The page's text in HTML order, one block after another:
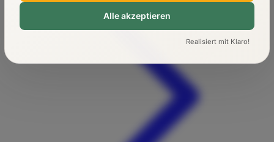
Alle akzeptieren
Realisiert mit Klaro!